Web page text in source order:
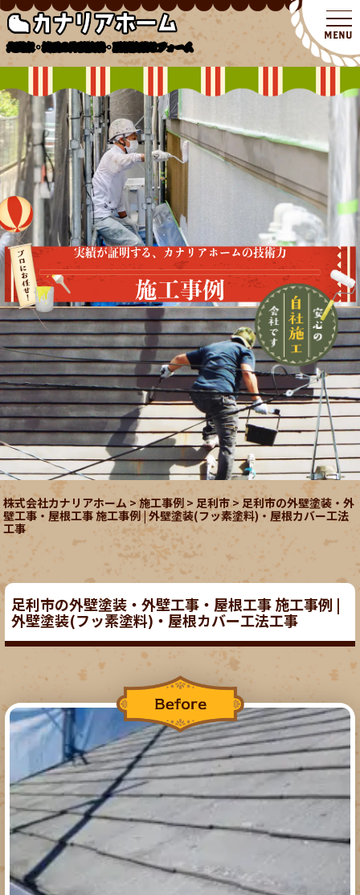
北関東・埼玉の外壁塗装・屋根塗装リフォーム
実績が証明する、カナリアホームの技術力
施工事例
株式会社カナリアホーム>施工事例>足利市>足利市の外壁塗装・外
壁工事・屋根工事 施工事例 | 外壁塗装(フッ素塗料)・屋根カバー工法
工事
足利市の外壁塗装・外壁工事・屋根工事 施工事例 |
外壁塗装(フッ素塗料)・屋根カバー工法工事